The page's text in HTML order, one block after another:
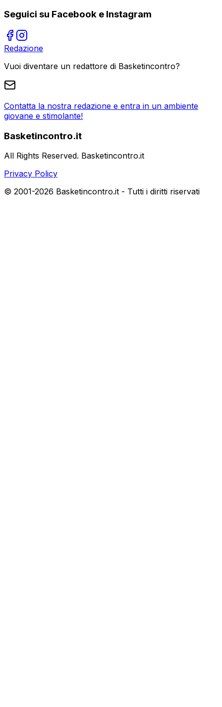
Seguici su Facebook e Instagram
Redazione
Vuoi diventare un redattore di Basketincontro?
Contatta la nostra redazione e entra in un ambiente
giovane e stimolante!
Basketincontro.it
All Rights Reserved. Basketincontro.it
Privacy Policy
© 2001-2026 Basketincontro.it - Tutti i diritti riservati